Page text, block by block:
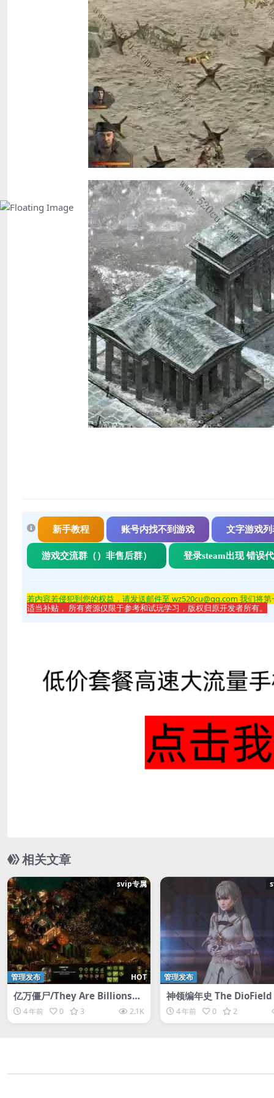
新手教程 账号内找不到游戏 文字游戏列
游戏交流群（）非售后群） 登录steam出现 错误
若内容若侵犯到您的权益，请发送邮件至 wz520cu@qq.com 我们将
适当补贴， 所有资源仅限于参考和试玩学习，版权归原开发者所有。
相关文章
svip专属
HOT
管理发布
亿万僵尸/They Are BillionsTh
ey Are Billions/他们是数十亿
4 年前 0 3 2.1K
管理发布
神领编年史 The
nicle-D加密
4 年前 0 2